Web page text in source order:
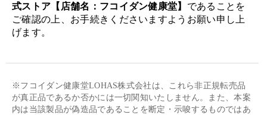
式ストア【店舗名：フコイダン健康堂】 であることを
ご確認の上、お手続きくださいますようお願い申し上
げます。
※フコイダン健康堂LOHAS株式会社は、これら非正規転売品
が真正品であるか否かには一切関知いたしません。また、本案
内は当該製品が偽造品であることを断定・示唆するものではあ